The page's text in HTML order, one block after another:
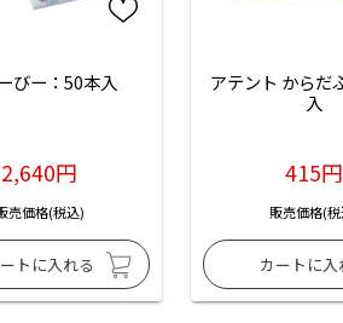
びー：50本入
2,640円
売価格(税込)
アテント からだ
入
415円
販売価格(